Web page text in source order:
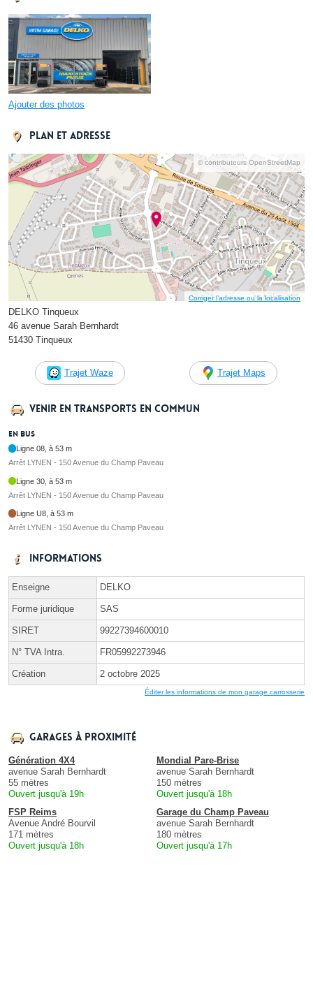
Ajouter des photos
Plan et adresse
© contributeurs OpenStreetMap
Corriger l’adresse ou la localisation
DELKO Tinqueux
46 avenue Sarah Bernhardt
51430 Tinqueux
Trajet Waze Trajet Maps
Venir en transports en commun
En bus
Ligne 08, à 53 m
Arrêt LYNEN - 150 Avenue du Champ Paveau
Ligne 30, à 53 m
Arrêt LYNEN - 150 Avenue du Champ Paveau
Ligne U8, à 53 m
Arrêt LYNEN - 150 Avenue du Champ Paveau
Informations
Enseigne DELKO
Forme juridique SAS
SIRET 99227394600010
N° TVA Intra. FR05992273946
Création 2 octobre 2025
Éditer les informations de mon garage carrosserie
Garages à proximité
Génération 4X4
avenue Sarah Bernhardt
55 mètres
Ouvert jusqu'à 19h
Mondial Pare-Brise
avenue Sarah Bernhardt
150 mètres
Ouvert jusqu'à 18h
FSP Reims
Avenue André Bourvil
171 mètres
Ouvert jusqu'à 18h
Garage du Champ Paveau
avenue Sarah Bernhardt
180 mètres
Ouvert jusqu'à 17h